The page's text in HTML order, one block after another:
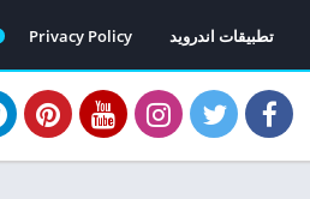
تطبيقات اندرويد Privacy Policy